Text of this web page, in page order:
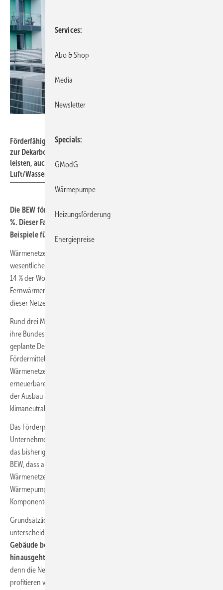
Förderfähig über die BEW sind alle Maßnahmen, die einen Beitrag
zur Dekarbonisierung und Effizienzsteigerung des Wärmenetzes
leisten, auch Einzelmaßnahmen wie die Installation von
Luft/Wasser-Wärmepumpen.
Die BEW fördert die Umsetzung von Wärmenetzen mit bis zu 50
%. Dieser Fachbeitrag schlüsselt die Systematik auf und gibt
Beispiele für kleinere Projekte.
Wärmenetze spielen für das Gelingen der Wärmewende eine ganz
wesentliche Rolle. Dabei gibt es Nachholbedarf, denn gerade einmal
14 % der Wohnungen in Deutschland sind an Nah- oder
Fernwärmenetze angeschlossen und auch nur rund 20 % der Wärme
dieser Netze stammt aus erneuerbaren Energien.
Rund drei Milliarden Euro stellt die Bundesregierung bis 2026 über
ihre Bundesförderung für effiziente Wärmenetze (BEW) bereit, um die
geplante Dekarbonisierung der Wärmenetze voranzutreiben. Die
Fördermittel lassen sich seit Mitte September 2022 für den Bau neuer
Wärmenetze beantragen, deren Wärme zu mindestens 75 % aus
erneuerbaren Energien oder unvermeidbarer Abwärme stammt. Auch
der Ausbau und die Transformation bestehender Wärmenetze hin zu
klimaneutralen Wärmenetzen werden gefördert.
Das Förderprogramm richtet sich an Wärmenetzbetreiber wie
Unternehmen, Kommunen, Vereine oder Genossenschaften. Es löst
das bisherige Förderprogramm „Wärmenetze 4.0“ ab. Neu ist bei der
BEW, dass außer dem Neubau und der Transformation kompletter
Wärmenetze nun auch Einzelmaßnahmen wie die Installation von
Wärmepumpen, Solarthermieanlagen, Wärmespeichern und weiteren
Komponenten förderfähig sind.
Grundsätzlich ist wichtig, zwischen Gebäudenetz und Wärmenetz zu
unterscheiden:
Gebäude bei maximal 100 Wohneinheiten – was darüber
hinausgeht, gilt als Wärmenetz
denn die Netztypen werden unterschiedlich gefördert: Gebäudenetze
profitieren von der Bundesförderung für effiziente Gebäude (BEG),
Services
Abo & Shop
Media
Newsletter
Specials
GModG
Wärmepumpe
Heizungsförderung
Energiepreise